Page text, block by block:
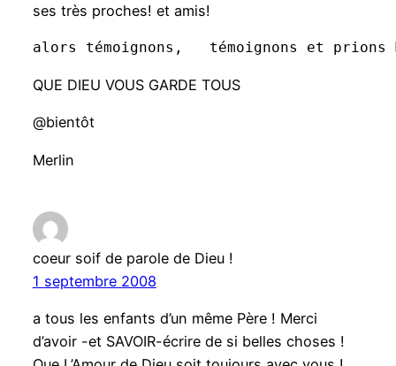
ses très proches! et amis!
alors témoignons,   témoignons et prions
QUE DIEU VOUS GARDE TOUS
@bientôt
Merlin
coeur soif de parole de Dieu !
1 septembre 2008
a tous les enfants d’un même Père ! Merci
d’avoir -et SAVOIR-écrire de si belles choses !